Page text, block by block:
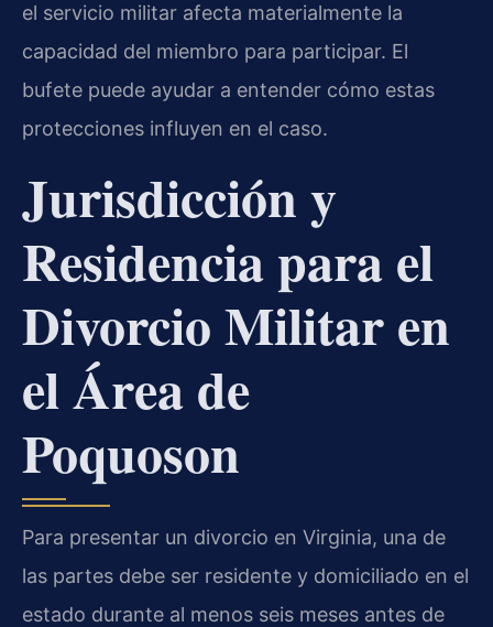
el servicio militar afecta materialmente la
capacidad del miembro para participar. El
bufete puede ayudar a entender cómo estas
protecciones influyen en el caso.
Jurisdicción y
Residencia para el
Divorcio Militar en
el Área de
Poquoson
Para presentar un divorcio en Virginia, una de
las partes debe ser residente y domiciliado en el
estado durante al menos seis meses antes de